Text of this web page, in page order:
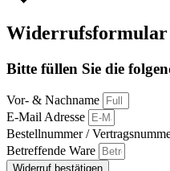
Widerrufsformular
Bitte füllen Sie die
Vor- & Nachname
E-Mail Adresse
Bestellnummer /
Betreffende Ware
Widerruf bestätigen